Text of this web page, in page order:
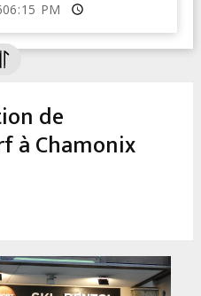
Heure
de
à Chamonix